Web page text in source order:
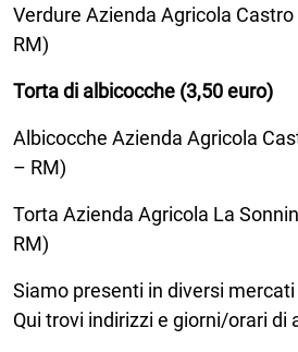
Verdure Azienda Agricola
RM)
Torta di albicocche (3,50 euro)
Albicocche Azienda Agricola
– RM)
Torta Azienda Agricola La
RM)
Siamo presenti in diversi
Qui trovi indirizzi e giorni/orari di